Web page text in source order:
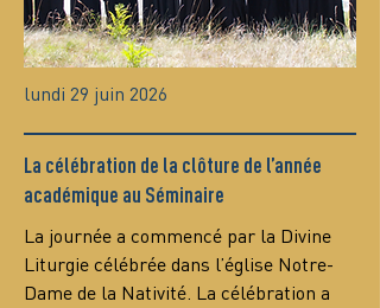
lundi 29 juin 2026
La célébration de la clôture de l’année
académique au Séminaire
La journée a commencé par la Divine
Liturgie célébrée dans l’église Notre-
Dame de la Nativité. La célébration a